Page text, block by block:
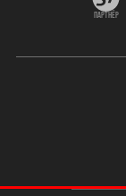
партнёр